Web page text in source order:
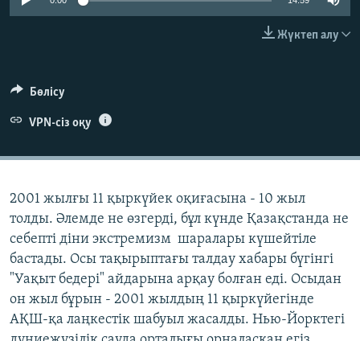
ЖАЗЫЛЫҢЫЗ
Басқа тілдерде
Жүктеп алу
Бөлісу
VPN-сіз оқу
2001 жылғы 11 қыркүйек оқиғасына - 10 жыл
толды. Әлемде не өзгерді, бұл күнде Қазақстанда не
себепті діни экстремизм шаралары күшейтіле
бастады. Осы тақырыптағы талдау хабары бүгінгі
"Уақыт бедері" айдарына арқау болған еді. Осыдан
он жыл бұрын - 2001 жылдың 11 қыркүйегінде
АҚШ-қа лаңкестік шабуыл жасалды. Нью-Йорктегі